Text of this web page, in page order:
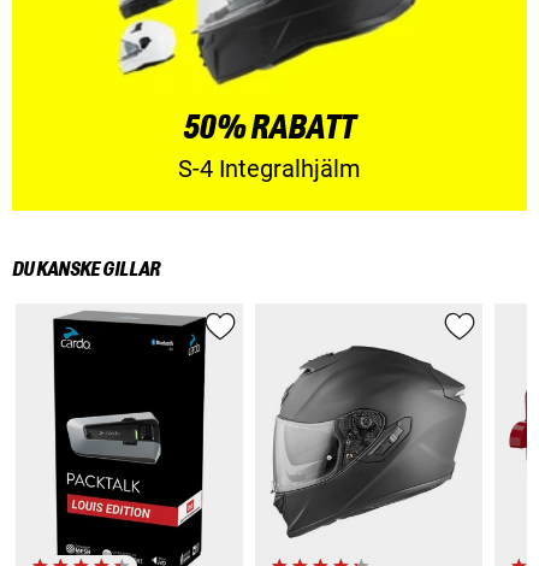
50% RABATT
S-4 Integralhjälm
DU KANSKE GILLAR